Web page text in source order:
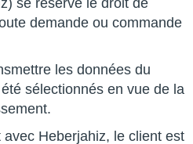
se réserve le droit de
demande ou commande
les données du
sélectionnés en vue de la
Heberjahiz, le client est